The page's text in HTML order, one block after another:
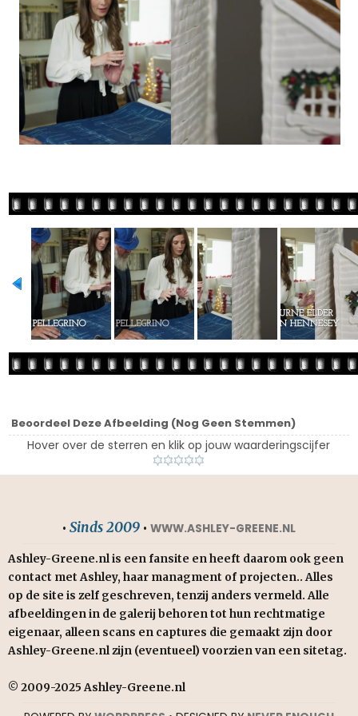
Beoordeel Deze Afbeelding (Nog Geen Stemmen)
Hover over de sterren en klik op jouw waarderingscijfer
• Sinds 2009 • WWW.ASHLEY-GREENE.NL
Ashley-Greene.nl is een fansite en heeft daarom ook geen
contact met Ashley, haar managment of projecten.. Alles
op de site is zelf geschreven, tenzij anders vermeld. Alle
afbeeldingen in de galerij behoren tot hun rechtmatige
eigenaar, alleen scans en captures die gemaakt zijn door
Ashley-Greene.nl zijn (eventueel) voorzien van een sitetag.
© 2009-2025 Ashley-Greene.nl